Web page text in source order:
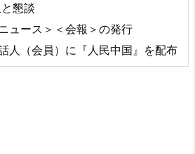
懇談
ース＞＜会報＞の発行
（会員）に『人民中国』を配布